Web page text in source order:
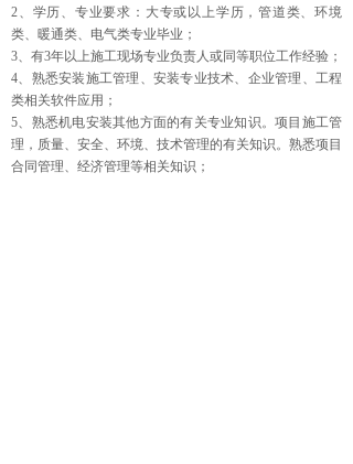
2、学历、专业要求：大专或以上学历，管道类、环境
类、暖通类、电气类专业毕业；
3、有3年以上施工现场专业负责人或同等职位工作经验；
4、熟悉安装施工管理、安装专业技术、企业管理、工程
类相关软件应用；
5、熟悉机电安装其他方面的有关专业知识。项目施工管
理，质量、安全、环境、技术管理的有关知识。熟悉项目
合同管理、经济管理等相关知识；